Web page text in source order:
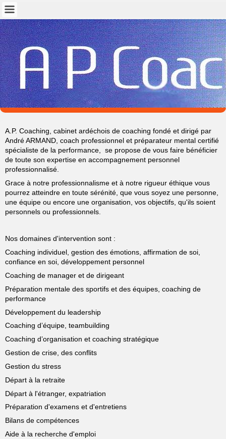
A.P. Coaching, cabinet ardéchois de coaching fondé et dirigé par
André ARMAND, coach professionnel et préparateur mental certifié
spécialiste de la performance, se propose de vous faire bénéficier
de toute son expertise en accompagnement personnel
professionnalisé.
Grace à notre professionnalisme et à notre rigueur éthique vous
pourrez atteindre en toute sérénité, que vous soyez une personne,
une équipe ou encore une organisation, vos objectifs, qu'ils soient
personnels ou professionnels.
Nos domaines d'intervention sont :
Coaching individuel, gestion des émotions, affirmation de soi,
confiance en soi, développement personnel
Coaching de manager et de dirigeant
Préparation mentale des sportifs et des équipes, coaching de
performance
Développement du leadership
Coaching d’équipe, teambuilding
Coaching d’organisation et coaching stratégique
Gestion de crise, des conflits
Gestion du stress
Départ à la retraite
Départ à l'étranger, expatriation
Préparation d'examens et d'entretiens
Bilans de compétences
Aide à la recherche d'emploi